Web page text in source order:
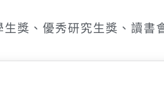
獎、優秀研究生獎、讀書